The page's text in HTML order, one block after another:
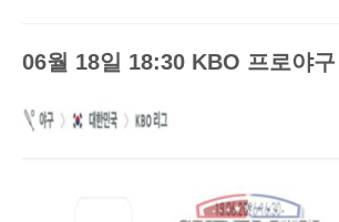
06월 18일 18:30 KBO 프로야구